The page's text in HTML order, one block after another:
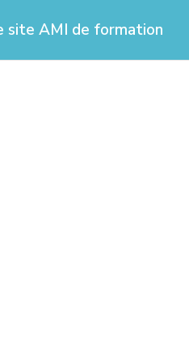
site AMI de formation